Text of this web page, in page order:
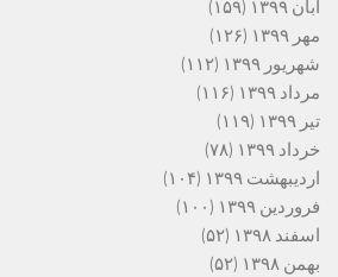
آبان ۱۳۹۹
(۱۵۹)
مهر ۱۳۹۹
(۱۲۶)
شهریور ۱۳۹۹
(۱۱۲)
مرداد ۱۳۹۹
(۱۱۶)
تیر ۱۳۹۹
(۱۱۹)
خرداد ۱۳۹۹
(۷۸)
اردیبهشت ۱۳۹۹
(۱۰۴)
فروردین ۱۳۹۹
(۱۰۰)
اسفند ۱۳۹۸
(۵۲)
بهمن ۱۳۹۸
(۵۲)